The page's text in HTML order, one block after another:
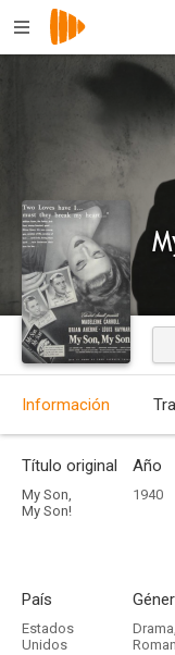
Información
Título original
My Son,
My Son!
Año
1940
País
Estados
Unidos
Drama,